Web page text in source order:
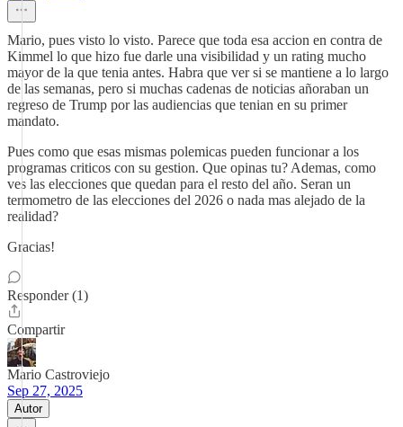
Mario, pues visto lo visto. Parece que toda esa accion en contra de
Kimmel lo que hizo fue darle una visibilidad y un rating mucho
mayor de la que tenia antes. Habra que ver si se mantiene a lo largo
de las semanas, pero si muchas cadenas de noticias añoraban un
regreso de Trump por las audiencias que tenian en su primer
mandato.
Pues como que esas mismas polemicas pueden funcionar a los
programas criticos con su gestion. Que opinas tu? Ademas, como
ves las elecciones que quedan para el resto del año. Seran un
termometro de las elecciones del 2026 o nada mas alejado de la
realidad?
Gracias!
Responder (1)
Compartir
Mario Castroviejo
Sep 27, 2025
Autor